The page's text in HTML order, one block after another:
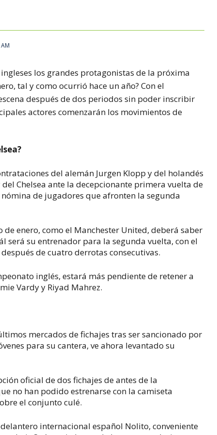
ingleses los grandes protagonistas de la próxima
tal y como ocurrió hace un año? Con el
después de dos periodos sin poder inscribir
actores comenzarán los movimientos de
del alemán Jurgen Klopp y del holandés
Chelsea ante la decepcionante primera vuelta de
de jugadores que afronten la segunda
enero, como el Manchester United, deberá saber
será su entrenador para la segunda vuelta, con el
de cuatro derrotas consecutivas.
inglés, estará más pendiente de retener a
Vardy y Riyad Mahrez.
mercados de fichajes tras ser sancionado por
para su cantera, ve ahora levantado su
oficial de dos fichajes de antes de la
no han podido estrenarse con la camiseta
el conjunto culé.
internacional español Nolito, conveniente